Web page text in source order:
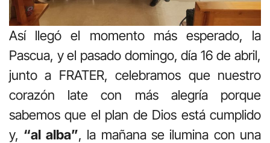
Así llegó el momento más esperado, la
Pascua, y el pasado domingo, día 16 de abril,
junto a FRATER, celebramos que nuestro
corazón late con más alegría porque
sabemos que el plan de Dios está cumplido
y, “al alba”, la mañana se ilumina con una